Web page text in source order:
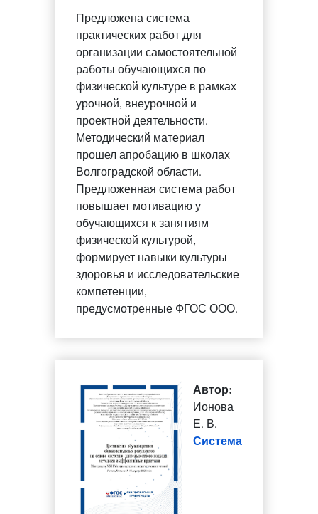
Предложена система
практических работ для
организации самостоятельной
работы обучающихся по
физической культуре в рамках
урочной, внеурочной и
проектной деятельности.
Методический материал
прошел апробацию в школах
Волгоградской области.
Предложенная система работ
повышает мотивацию у
обучающихся к занятиям
физической культурой,
формирует навыки культуры
здоровья и исследовательские
компетенции,
предусмотренные ФГОС ООО.
Автор:
Ионова
Е. В.
Система